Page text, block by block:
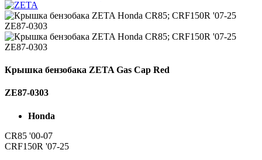
Крышка бензобака ZETA Gas Cap Red
ZE87-0303
Honda
CR85 '00-07
CRF150R '07-25